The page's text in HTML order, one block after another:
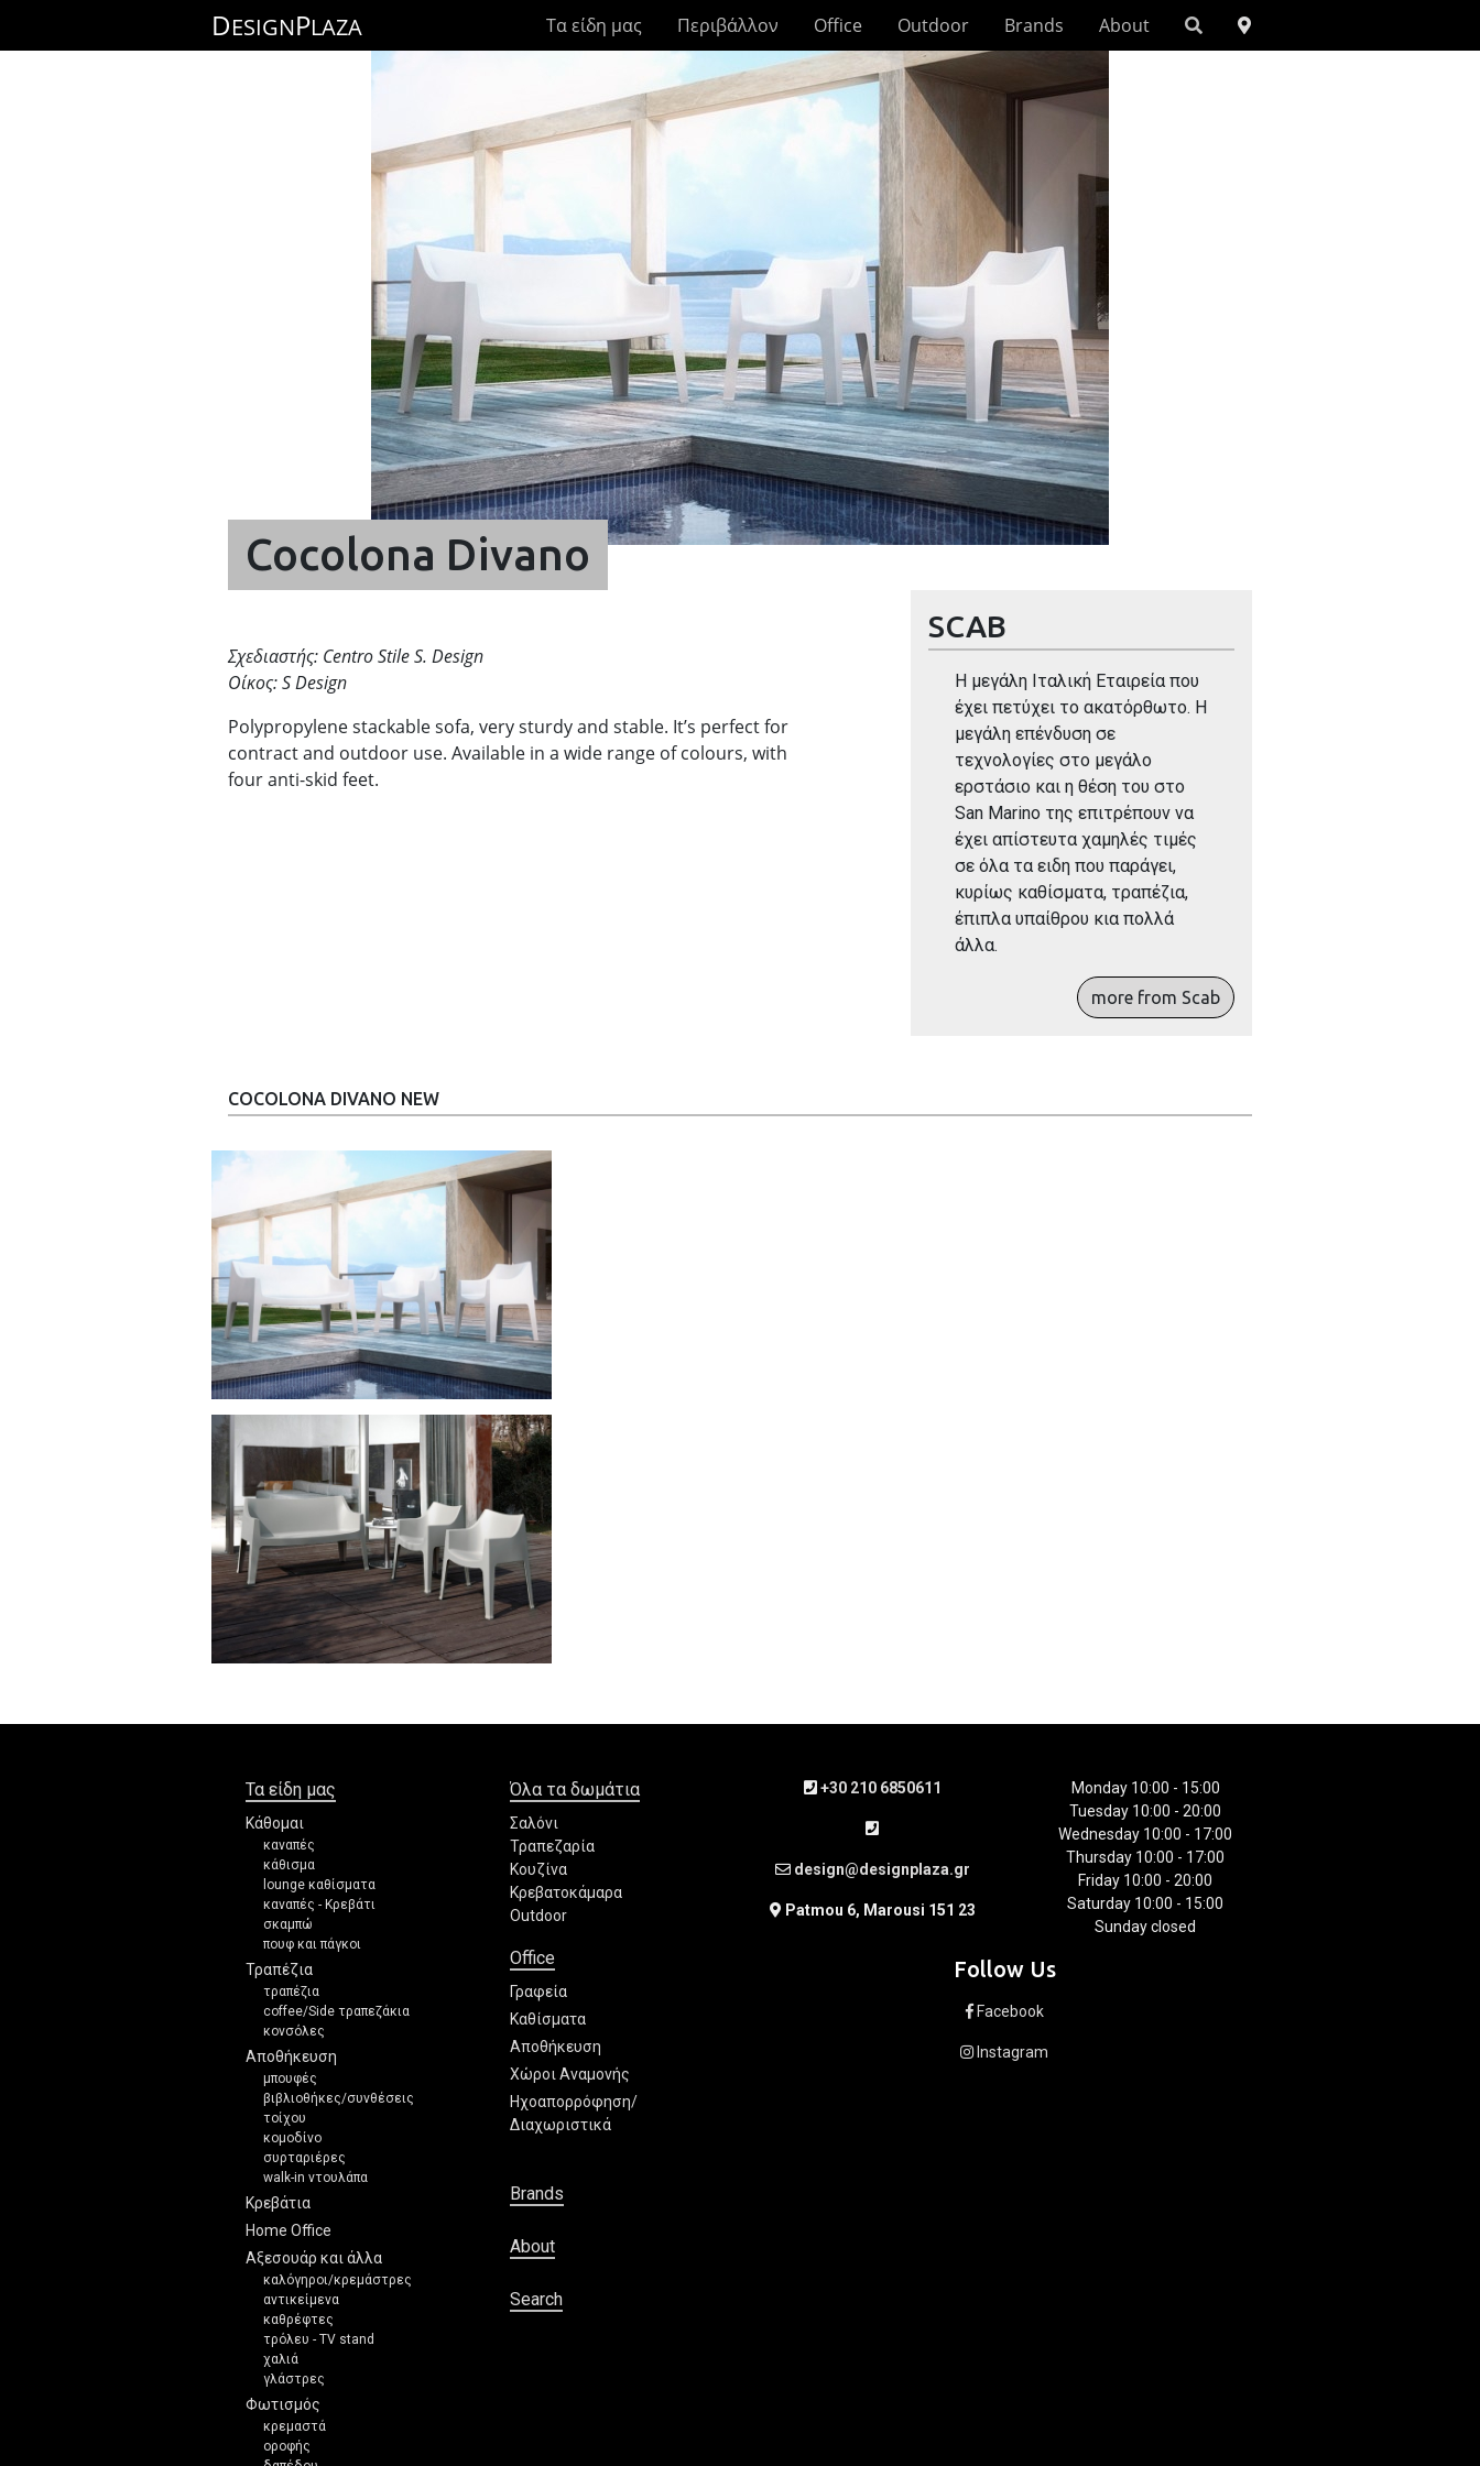
DESIGNPLAZA Τα είδη μας Περιβάλλον Office Outdoor Brands About
Cocolona Divano
Σχεδιαστής: Centro Stile S. Design
Οίκος: S Design
Polypropylene stackable sofa, very sturdy and stable. It’s perfect for
contract and outdoor use. Available in a wide range of colours, with
four anti-skid feet.
SCAB
H μεγάλη Ιταλική Εταιρεία που
έχει πετύχει το ακατόρθωτο. Η
μεγάλη επένδυση σε
τεχνολογίες στο μεγάλο
ερστάσιο και η θέση του στο
San Marino της επιτρέπουν να
έχει απίστευτα χαμηλές τιμές
σε όλα τα ειδη που παράγει,
κυρίως καθίσματα, τραπέζια,
έπιπλα υπαίθρου κια πολλά
άλλα.
more from Scab
COCOLONA DIVANO NEW
Τα είδη μας
Κάθομαι
καναπές
κάθισμα
lounge καθίσματα
καναπές - Κρεβάτι
σκαμπώ
πουφ και πάγκοι
Τραπέζια
τραπέζια
coffee/Side τραπεζάκια
κονσόλες
Αποθήκευση
μπουφές
βιβλιοθήκες/συνθέσεις
τοίχου
κομοδίνο
συρταριέρες
walk-in ντουλάπα
Κρεβάτια
Home Office
Αξεσουάρ και άλλα
καλόγηροι/κρεμάστρες
αντικείμενα
καθρέφτες
τρόλευ - TV stand
χαλιά
γλάστρες
Φωτισμός
κρεμαστά
οροφής
Όλα τα δωμάτια
Σαλόνι
Τραπεζαρία
Κουζίνα
Κρεβατοκάμαρα
Outdoor
Office
Γραφεία
Καθίσματα
Αποθήκευση
Χώροι Αναμονής
Ηχοαπορρόφηση/
Διαχωριστικά
Brands
About
Search
+30 210 6850611
design@designplaza.gr
Patmou 6, Marousi 151 23
Monday 10:00 - 15:00
Tuesday 10:00 - 20:00
Wednesday 10:00 - 17:00
Thursday 10:00 - 17:00
Friday 10:00 - 20:00
Saturday 10:00 - 15:00
Sunday closed
Follow Us
Facebook
Instagram